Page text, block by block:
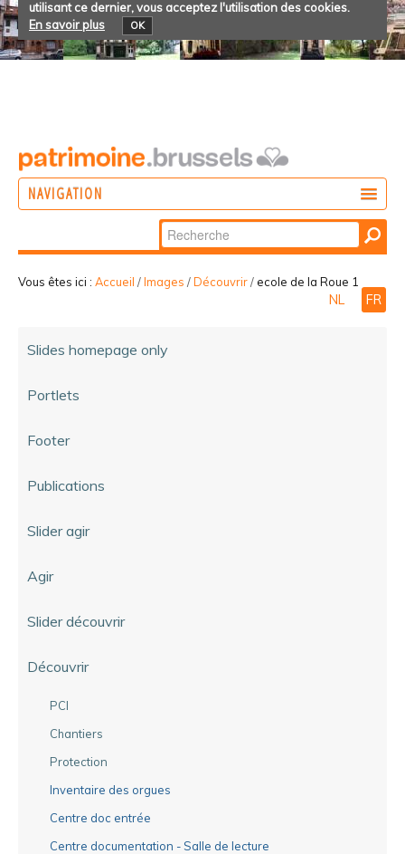
utilisant ce dernier, vous acceptez l'utilisation des cookies.
En savoir plus
OK
NAVIGATION
Chercher par
Recherche
avancée…
Vous êtes ici : Accueil /Images /Découvrir/ ecole de la Roue 1
NL FR
Slides homepage only
Portlets
Footer
Publications
Slider agir
Agir
Slider découvrir
Découvrir
PCI
Chantiers
Protection
Inventaire des orgues
Centre doc entrée
Centre documentation - Salle de lecture